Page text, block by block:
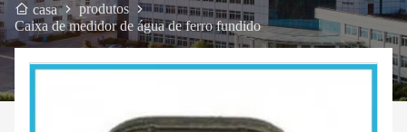
casa
produtos
Caixa de medidor de água de ferro fundido